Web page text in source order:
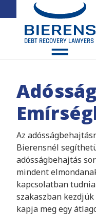
Az
Bierensnél
adósságbehajtás
mindent
kapcsolatban
szakaszban
kapja meg egy